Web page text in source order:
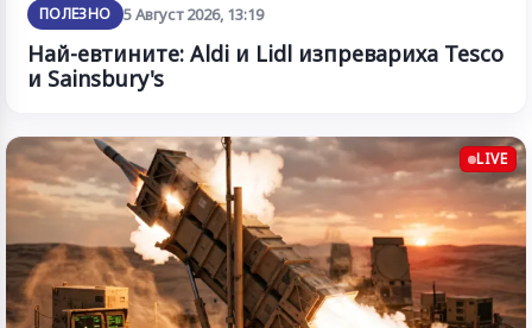
ПОЛЕЗНО 5 Август 2026, 13:19
Най-евтините: Aldi и Lidl изпревариха Tesco
и Sainsbury's
LIVE